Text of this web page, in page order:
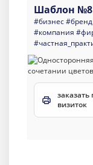
Шаблон
#бизнес#бренд
#компания
заказать
визиток